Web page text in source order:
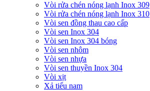
Vòi rửa chén nóng lạnh Inox 309
Vòi rửa chén nóng lạnh Inox 310
Vòi sen đồng thau cao cấp
Vòi sen Inox 304
Vòi sen Inox 304 bóng
Vòi sen nhôm
Vòi sen nhựa
Vòi sen thuyền Inox 304
Vòi xịt
Xả tiểu nam